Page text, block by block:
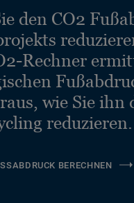
den CO2
Rechner
wie Sie ihn
reduzieren.
BERECHNEN